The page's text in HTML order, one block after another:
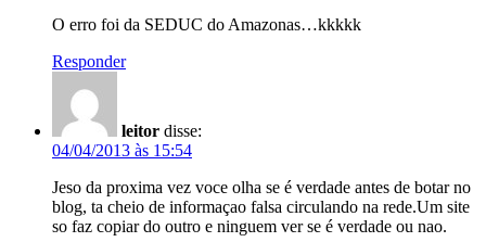
O erro foi da SEDUC do Amazonas…kkkkk
Responder
leitor disse:
04/04/2013 às 15:54
Jeso da proxima vez voce olha se é verdade antes de botar no
blog, ta cheio de informaçao falsa circulando na rede.Um site
so faz copiar do outro e ninguem ver se é verdade ou nao.